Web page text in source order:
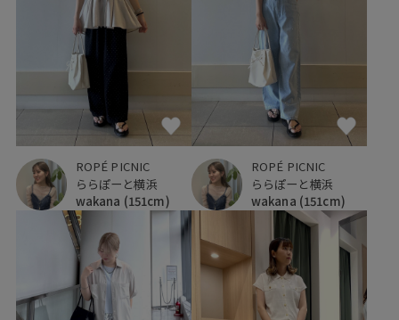
ROPÉ PICNIC
ららぽーと横浜
wakana (151cm)
ROPÉ PICNIC
ららぽーと横浜
wakana (151cm)